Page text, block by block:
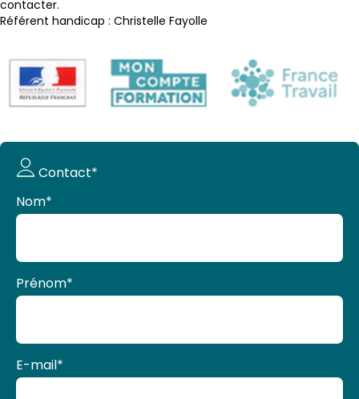
contacter.
Référent handicap : Christelle Fayolle
Demande
de devis
Contact*
Nom*
Prénom*
E-mail*